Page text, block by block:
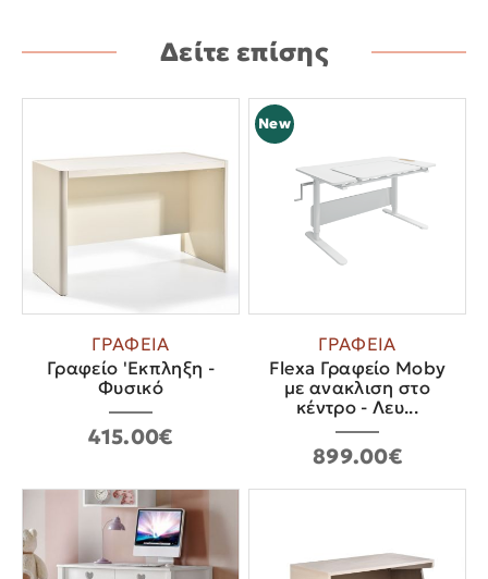
Δείτε επίσης
ΓΡΑΦΕΙΑ
Γραφείο 'Εκπληξη -
Φυσικό
415.00€
New
ΓΡΑΦΕΙΑ
Flexa Γραφείο Moby
με ανακλιση στο
κέντρο - Λευ...
899.00€